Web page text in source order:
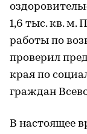
1,6 тыс. кв. м.
работы по
проверил
края по
граждан
В настоящее